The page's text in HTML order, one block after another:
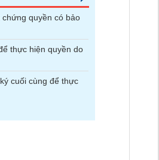
quyền có bảo
thực hiện quyền do
cuối cùng để thực